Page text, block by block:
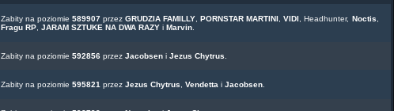
Zabity na poziomie 589907przez GRUDZIA FAMILLY ,PORNSTAR MARTINI ,VIDI , Headhunter, Noctis
Fragu RP, JARAM SZTUKE NA DWA RAZYi Marvin.
Zabity na poziomie 592856przez Jacobseni Jezus Chytrus
Zabity na poziomie 595821 przez Jezus Chytrus Vendetta i Jacobsen.